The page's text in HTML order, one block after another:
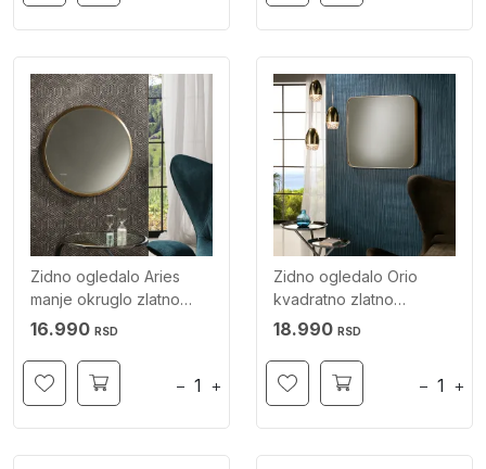
Zidno ogledalo Aries
manje okruglo zlatno
SCHULLER
16.990 RSD
− +
Zidno ogledalo Orio
kvadratno zlatno
SCHULLER
18.990 RSD
− +